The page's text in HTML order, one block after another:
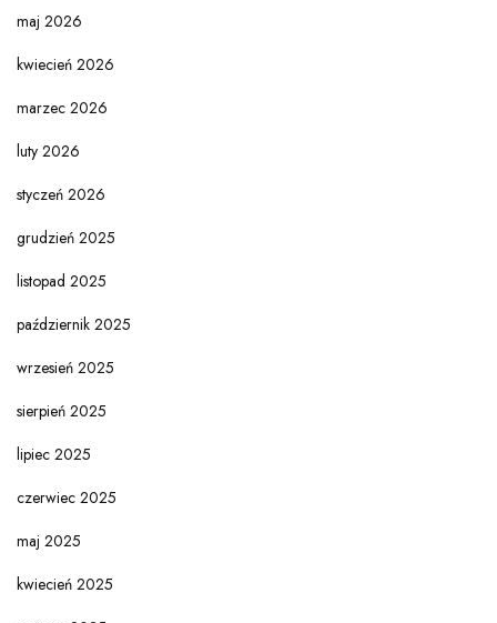
maj 2026
kwiecień 2026
marzec 2026
luty 2026
styczeń 2026
grudzień 2025
listopad 2025
październik 2025
wrzesień 2025
sierpień 2025
lipiec 2025
czerwiec 2025
maj 2025
kwiecień 2025